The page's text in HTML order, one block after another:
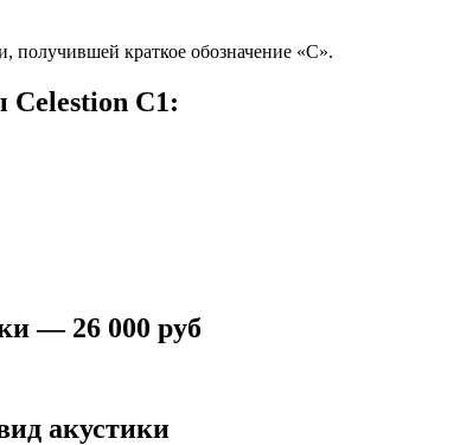
получившей краткое обозначение «С».
C1:
— 26 000 руб
акустики